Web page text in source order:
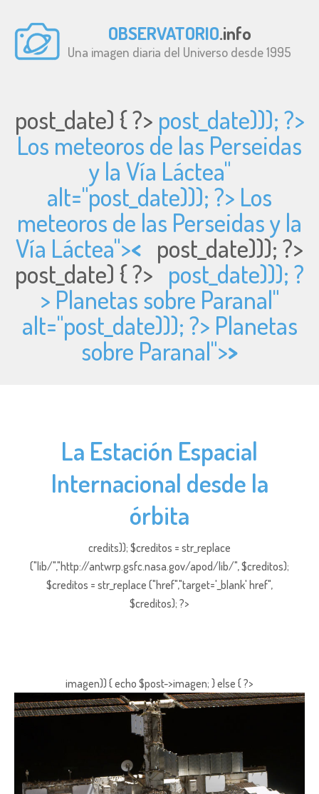
OBSERVATORIO.info
Una imagen diaria del Universo desde 1995
post_date) { ?> post_date))); ?>
Los meteoros de las Perseidas
y la Vía Láctea"
alt="post_date))); ?> Los
meteoros de las Perseidas y la
Vía Láctea">< post_date))); ?>
post_date) { ?> post_date))); ?
> Planetas sobre Paranal"
alt="post_date))); ?> Planetas
sobre Paranal">>
La Estación Espacial
Internacional desde la
órbita
credits)); $creditos = str_replace
("lib/","http://antwrp.gsfc.nasa.gov/apod/lib/", $creditos);
$creditos = str_replace ("href","target='_blank' href",
$creditos); ?>
imagen)) { echo $post->imagen; } else { ?>